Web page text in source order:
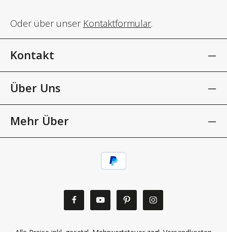
Oder über unser Kontaktformular.
Kontakt
Über Uns
Mehr Über